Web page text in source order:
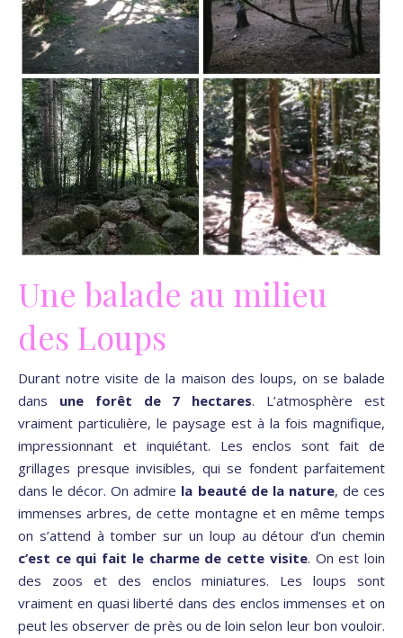
Une balade au milieu
des Loups
Durant notre visite de la maison des loups, on se balade
dans une forêt de 7 hectares. L’atmosphère est
vraiment particulière, le paysage est à la fois magnifique,
impressionnant et inquiétant. Les enclos sont fait de
grillages presque invisibles, qui se fondent parfaitement
dans le décor. On admire la beauté de la nature, de ces
immenses arbres, de cette montagne et en même temps
on s’attend à tomber sur un loup au détour d’un chemin
c’est ce qui fait le charme de cette visite. On est loin
des zoos et des enclos miniatures. Les loups sont
vraiment en quasi liberté dans des enclos immenses et on
peut les observer de près ou de loin selon leur bon vouloir.